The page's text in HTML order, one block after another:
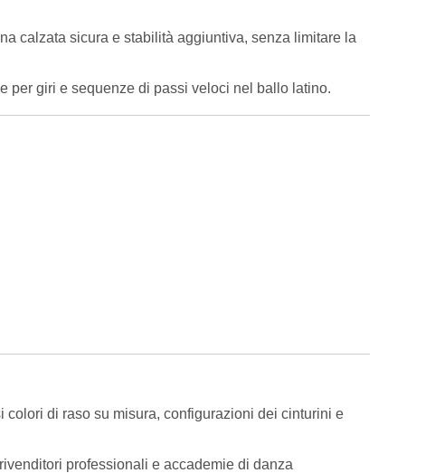
calzata sicura e stabilità aggiuntiva, senza limitare la
per giri e sequenze di passi veloci nel ballo latino.
di raso su misura, configurazioni dei cinturini e
professionali e accademie di danza